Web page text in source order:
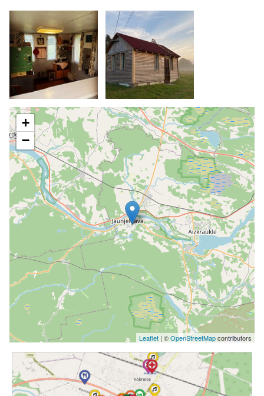
+
−
Leaflet | ©OpenStreetMapcontributors